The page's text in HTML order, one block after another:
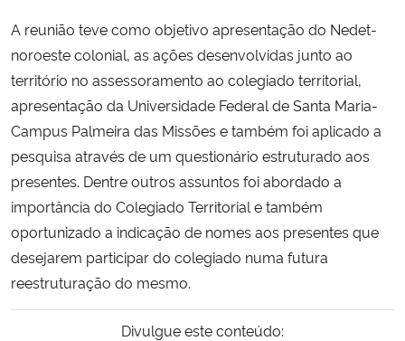
Secretaria-Geral
Secretaria de Governo
Gabinete de Segurança Institucional
Advocacia-Geral da União
A reunião teve como objetivo apresentação do Nedet-
noroeste colonial, as ações desenvolvidas junto ao
território no assessoramento ao colegiado territorial,
apresentação da Universidade Federal de Santa Maria-
Campus Palmeira das Missões e também foi aplicado a
pesquisa através de um questionário estruturado aos
presentes. Dentre outros assuntos foi abordado a
importância do Colegiado Territorial e também
oportunizado a indicação de nomes aos presentes que
desejarem participar do colegiado numa futura
reestruturação do mesmo.
Divulgue este conteúdo: